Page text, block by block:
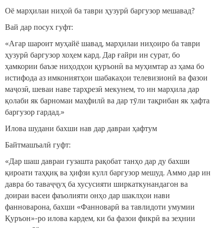
Оё марҳилаи ниҳоӣ ба таври ҳузурӣ баргузор мешавад?
Вай дар посух гуфт:
«Агар шароит муҳайё шавад, марҳилаи ниҳоиро ба таври
ҳузурӣ баргузор хоҳем кард. Дар ғайри ин сурат, бо
ҳамкории баъзе ниҳодҳои қуръонӣ ва муҳимтар аз ҳама бо
истифода аз имкониятҳои шабакаҳои телевизионӣ ва фазои
маҷозӣ, шеваи наве тарҳрезӣ мекунем, то ин марҳила дар
қолаби як барномаи маҳфилӣ ва дар тӯли тақрибан як ҳафта
баргузор гардад.»
Илова шудани бахши нав дар давраи ҳафтум
Байтмашъалӣ гуфт:
«Дар шаш давраи гузашта рақобат танҳо дар ду бахши
қироати таҳқиқ ва ҳифзи кулл баргузор мешуд. Аммо дар ин
давра бо таваҷҷуҳ ба хусусияти ширкаткунандагон ва
доираи васеи фаъолияти онҳо дар шаклҳои нави
фанноварона, бахши «Фанноварӣ ва тавлидоти умумии
Қуръон»-ро илова кардем, ки ба фазои фикрӣ ва зеҳнии